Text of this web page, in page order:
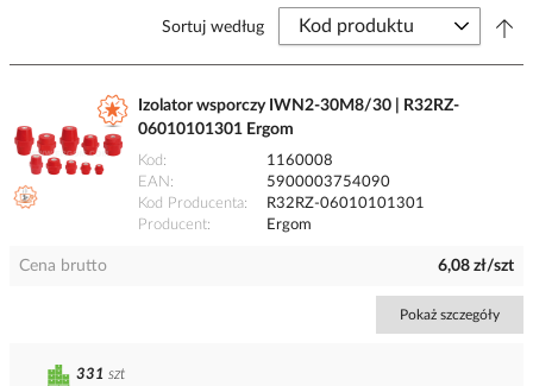
Sortuj według
Izolator wsporczy IWN2-30M8/30 | R32RZ-
06010101301 Ergom
Kod
1160008
EAN
5900003754090
Kod Producenta
R32RZ-06010101301
Producent
Ergom
Cena brutto 6,08 zł/szt
Pokaż szczegóły
331 szt